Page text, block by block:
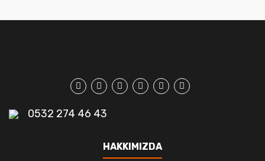
0532 274 46 43
HAKKIMIZDA